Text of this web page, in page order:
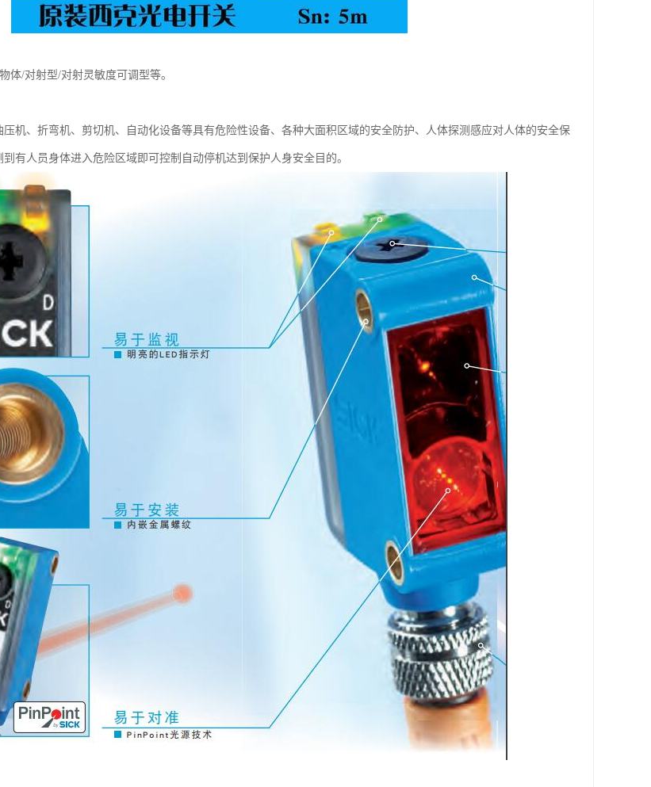
体/对射型/对射灵敏度可调型等。
机、折弯机、剪切机、自动化设备等具有危险性设备、各种大面积区域的安全防护、人体探测感应对人体的安全保
有人员身体进入危险区域即可控制自动停机达到保护人身安全目的。